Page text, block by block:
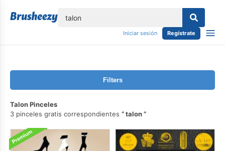
Iniciar sesión Regístrate
Filters
Talon Pinceles
3 pinceles gratis correspondientes
talon